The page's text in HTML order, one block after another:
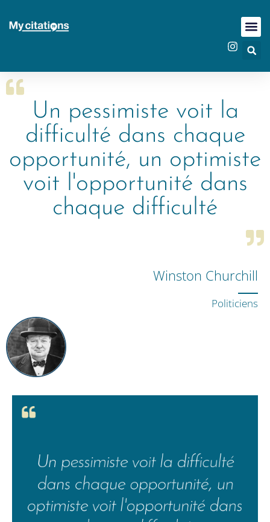
Un pessimiste voit la
difficulté dans chaque
opportunité, un optimiste
voit l'opportunité dans
chaque difficulté
Winston Churchill
Politiciens